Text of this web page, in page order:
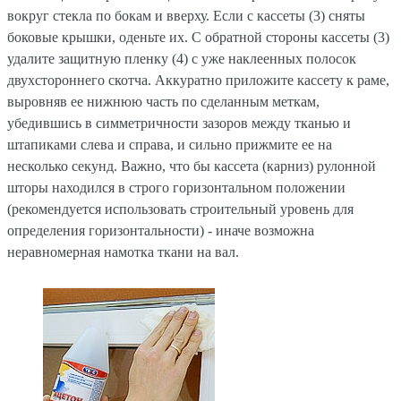
вокруг стекла по бокам и вверху. Если с кассеты (3) сняты
боковые крышки, оденьте их. С обратной стороны кассеты (3)
удалите защитную пленку (4) с уже наклеенных полосок
двухстороннего скотча. Аккуратно приложите кассету к раме,
выровняв ее нижнюю часть по сделанным меткам,
убедившись в симметричности зазоров между тканью и
штапиками слева и справа, и сильно прижмите ее на
несколько секунд. Важно, что бы кассета (карниз) рулонной
шторы находился в строго горизонтальном положении
(рекомендуется использовать строительный уровень для
определения горизонтальности) - иначе возможна
неравномерная намотка ткани на вал.